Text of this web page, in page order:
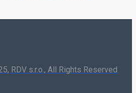
RDV s.r.o., All Rights Reserved